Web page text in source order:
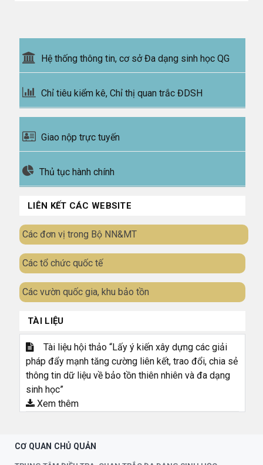
Hệ thống thông tin, cơ sở Đa dạng sinh học QG
Chỉ tiêu kiểm kê, Chỉ thị quan trắc ĐDSH
Giao nộp trực tuyến
Thủ tục hành chính
LIÊN KẾT CÁC WEBSITE
Các đơn vị trong Bộ NN&MT
Các tổ chức quốc tế
Các vườn quốc gia, khu bảo tồn
TÀI LIỆU
Tài liệu hội thảo “Lấy ý kiến xây dựng các giải
pháp đẩy mạnh tăng cường liên kết, trao đổi, chia sẻ
thông tin dữ liệu về bảo tồn thiên nhiên và đa dạng
sinh học”
Xem thêm
CƠ QUAN CHỦ QUẢN